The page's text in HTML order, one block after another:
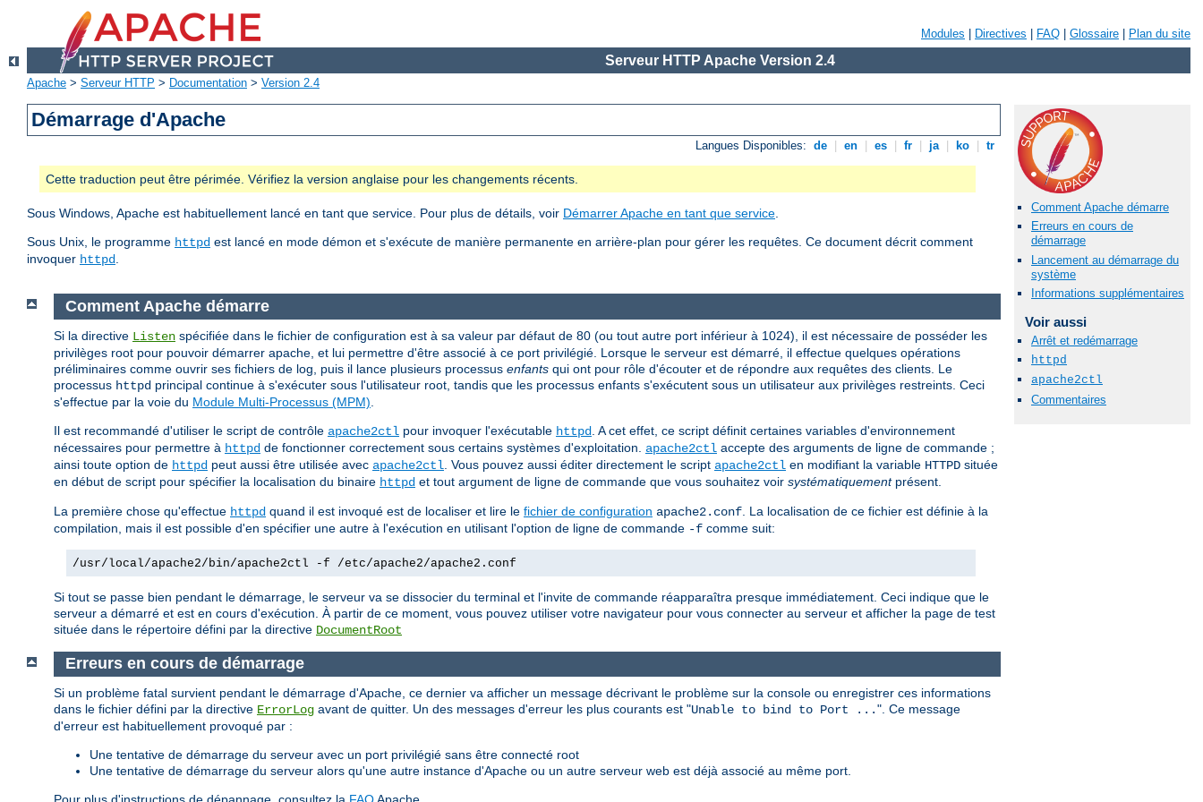
Modules Directives FAQ Glossaire Plan du site
Serveur HTTP Apache Version 2.4
Apache > Serveur HTTP > Documentation > Version 2.4
Démarrage d'Apache
Langues Disponibles: de en es fr ja ko tr
Cette traduction peut être périmée. Vérifiez la version anglaise pour les changements récents.
Sous Windows, Apache est habituellement lancé en tant que service. Pour plus de détails, voir Démarrer Apache en tant que service.
Sous Unix, le programme httpd est lancé en mode démon et s'exécute de manière permanente en arrière-plan pour gérer les requêtes. Ce document décrit comment
invoquer httpd.
Comment Apache démarre
Erreurs en cours de
démarrage
Lancement au démarrage du
système
Informations supplémentaires
Voir aussi
Arrêt et redémarrage
httpd
apache2ctl
Commentaires
Comment Apache démarre
Si la directive Listen spécifiée dans le fichier de configuration est à sa valeur par défaut de 80 (ou tout autre port inférieur à 1024), il est nécessaire de posséder les
privilèges root pour pouvoir démarrer apache, et lui permettre d'être associé à ce port privilégié. Lorsque le serveur est démarré, il effectue quelques opérations
préliminaires comme ouvrir ses fichiers de log, puis il lance plusieurs processus enfants qui ont pour rôle d'écouter et de répondre aux requêtes des clients. Le
processus httpd principal continue à s'exécuter sous l'utilisateur root, tandis que les processus enfants s'exécutent sous un utilisateur aux privilèges restreints. Ceci
s'effectue par la voie du Module Multi-Processus (MPM)
Il est recommandé d'utiliser le script de contrôle apache2ctl pour invoquer l'exécutable httpd . A cet effet, ce script définit certaines variables d'environnement
nécessaires pour permettre à httpd de fonctionner correctement sous certains systèmes d'exploitation. apache2ctl accepte des arguments de ligne de commande ;
ainsi toute option de httpd peut aussi être utilisée avec apache2ctl . Vous pouvez aussi éditer directement le script apache2ctl en modifiant la variable HTTPD située
en début de script pour spécifier la localisation du binaire httpd et tout argument de ligne de commande que vous souhaitez voir systématiquementprésent.
La première chose qu'effectue httpd quand il est invoqué est de localiser et lire le fichier de configuration apache2.conf . La localisation de ce fichier est définie à la
compilation, mais il est possible d'en spécifier une autre à l'exécution en utilisant l'option de ligne de commande -f comme suit:
/usr/local/apache2/bin/apache2ctl -f /etc/apache2/apache2.conf
Si tout se passe bien pendant le démarrage, le serveur va se dissocier du terminal et l'invite de commande réapparaîtra presque immédiatement. Ceci indique que le
serveur a démarré et est en cours d'exécution. À partir de ce moment, vous pouvez utiliser votre navigateur pour vous connecter au serveur et afficher la page de test
située dans le répertoire défini par la directive DocumentRoot
Erreurs en cours de démarrage
Si un problème fatal survient pendant le démarrage d'Apache, ce dernier va afficher un message décrivant le problème sur la console ou enregistrer ces informations
dans le fichier défini par la directive ErrorLog avant de quitter. Un des messages d'erreur les plus courants est "Unable to bind to Port ...". Ce message
d'erreur est habituellement provoqué par :
Une tentative de démarrage du serveur avec un port privilégié sans être connecté root
Une tentative de démarrage du serveur alors qu'une autre instance d'Apache ou un autre serveur web est déjà associé au même port.